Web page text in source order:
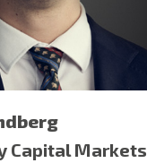
Capital Markets